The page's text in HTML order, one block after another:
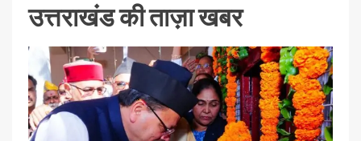
उत्तराखंड की ताज़ा खबर